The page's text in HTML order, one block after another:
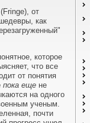
от
как
которое
что все
от понятия
пока еще не
на одного
ученым.
почти